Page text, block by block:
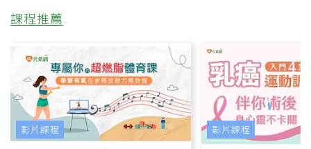
課程推薦
影片課程 影片課程